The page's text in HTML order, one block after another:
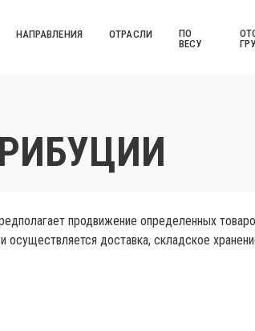
НАПРАВЛЕНИЯ ОТРАСЛИ
ПО
ВЕСУ
продвижение определенных
осуществляется доставка, складское